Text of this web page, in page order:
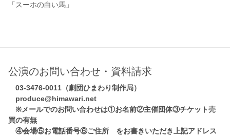
「スーホの白い馬」
公演のお問い合わせ・資料請求
03-3476-0011（劇団ひまわり制作局）
produce@himawari.net
※メールでのお問い合わせは①お名前②主催団体③チケット売
買の有無
④会場⑤お電話番号⑥ご住所 をお書きいただき上記アドレス